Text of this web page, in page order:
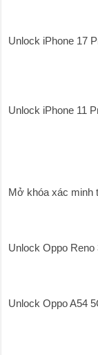
Unlock iPhone 17
Unlock iPhone 11
Mở khóa xác minh
Unlock Oppo
Unlock Oppo A54